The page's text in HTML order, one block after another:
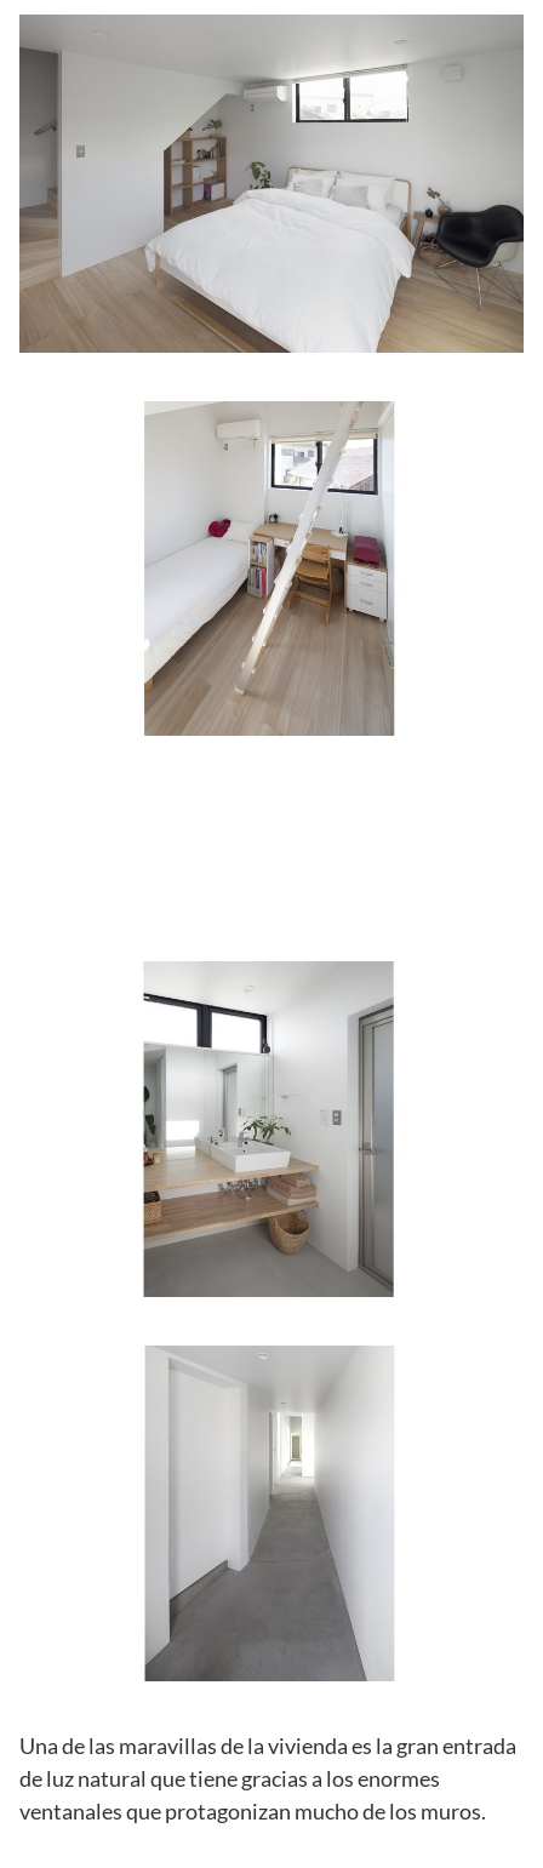
Una de las maravillas de la vivienda es la gran entrada
de luz natural que tiene gracias a los enormes
ventanales que protagonizan mucho de los muros.